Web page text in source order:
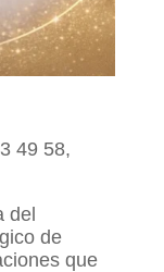
49 58,
del
de
que